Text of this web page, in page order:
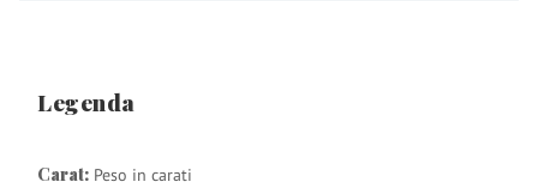
Legenda
Carat: Peso in carati